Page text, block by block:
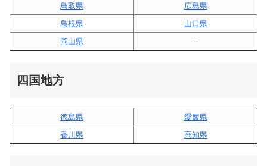
鳥取県
広島県
島根県
山口県
岡山県
–
四国地方
徳島県
愛媛県
香川県
高知県